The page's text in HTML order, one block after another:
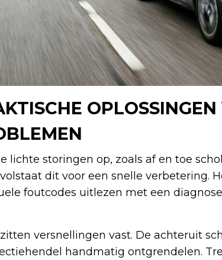
lichte storingen op, zoals af en toe
dit voor een snelle verbetering.
foutcodes uitlezen met een
versnellingen vast. De achteruit
handmatig ontgrendelen.